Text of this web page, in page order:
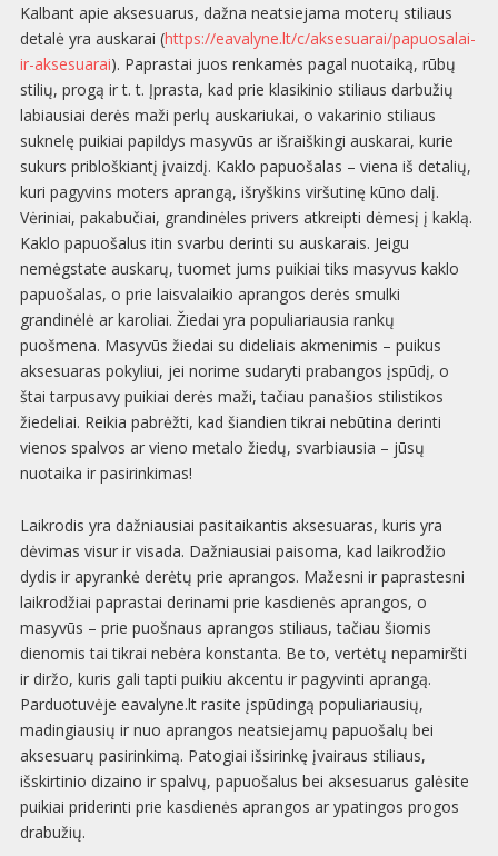
Kalbant apie aksesuarus, dažna neatsiejama moterų stiliaus
detalė yra auskarai (https://eavalyne.lt/c/aksesuarai/papuosalai-
ir-aksesuarai). Paprastai juos renkamės pagal nuotaiką, rūbų
stilių, progą ir t. t. Įprasta, kad prie klasikinio stiliaus darbužių
labiausiai derės maži perlų auskariukai, o vakarinio stiliaus
suknelę puikiai papildys masyvūs ar išraiškingi auskarai, kurie
sukurs pribloškiantį įvaizdį. Kaklo papuošalas – viena iš detalių,
kuri pagyvins moters aprangą, išryškins viršutinę kūno dalį.
Vėriniai, pakabučiai, grandinėles privers atkreipti dėmesį į kaklą.
Kaklo papuošalus itin svarbu derinti su auskarais. Jeigu
nemėgstate auskarų, tuomet jums puikiai tiks masyvus kaklo
papuošalas, o prie laisvalaikio aprangos derės smulki
grandinėlė ar karoliai. Žiedai yra populiariausia rankų
puošmena. Masyvūs žiedai su dideliais akmenimis – puikus
aksesuaras pokyliui, jei norime sudaryti prabangos įspūdį, o
štai tarpusavy puikiai derės maži, tačiau panašios stilistikos
žiedeliai. Reikia pabrėžti, kad šiandien tikrai nebūtina derinti
vienos spalvos ar vieno metalo žiedų, svarbiausia – jūsų
nuotaika ir pasirinkimas!
Laikrodis yra dažniausiai pasitaikantis aksesuaras, kuris yra
dėvimas visur ir visada. Dažniausiai paisoma, kad laikrodžio
dydis ir apyrankė derėtų prie aprangos. Mažesni ir paprastesni
laikrodžiai paprastai derinami prie kasdienės aprangos, o
masyvūs – prie puošnaus aprangos stiliaus, tačiau šiomis
dienomis tai tikrai nebėra konstanta. Be to, vertėtų nepamiršti
ir diržo, kuris gali tapti puikiu akcentu ir pagyvinti aprangą.
Parduotuvėje eavalyne.lt rasite įspūdingą populiariausių,
madingiausių ir nuo aprangos neatsiejamų papuošalų bei
aksesuarų pasirinkimą. Patogiai išsirinkę įvairaus stiliaus,
išskirtinio dizaino ir spalvų, papuošalus bei aksesuarus galėsite
puikiai priderinti prie kasdienės aprangos ar ypatingos progos
drabužių.